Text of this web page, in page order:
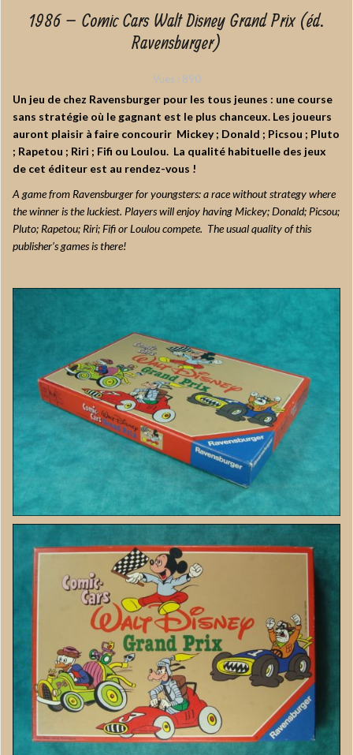
1986 – Comic Cars Walt Disney Grand Prix (éd.
Ravensburger)
Vues : 890
Un jeu de chez Ravensburger pour les tous jeunes : une course
sans stratégie où le gagnant est le plus chanceux. Les joueurs
auront plaisir à faire concourir Mickey ; Donald ; Picsou ; Pluto
; Rapetou ; Riri ; Fifi ou Loulou. La qualité habituelle des jeux
de cet éditeur est au rendez-vous !
A game from Ravensburger for youngsters: a race without strategy where
the winner is the luckiest. Players will enjoy having Mickey; Donald; Picsou;
Pluto; Rapetou; Riri; Fifi or Loulou compete. The usual quality of this
publisher’s games is there!